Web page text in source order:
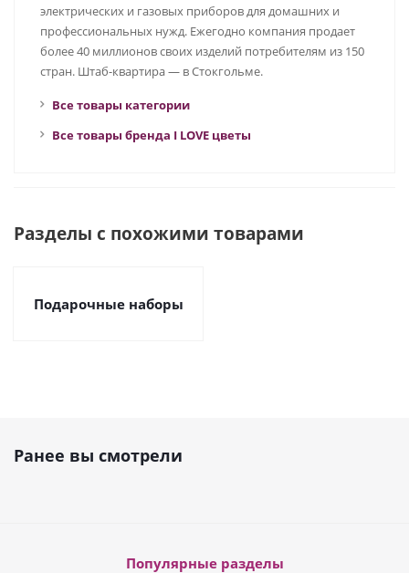
электрических и газовых приборов для домашних и
профессиональных нужд. Ежегодно компания продает
более 40 миллионов своих изделий потребителям из 150
стран. Штаб-квартира — в Стокгольме.
Все товары категории
Все товары бренда I LOVE цветы
Разделы с похожими товарами
Подарочные наборы
Ранее вы смотрели
Популярные разделы